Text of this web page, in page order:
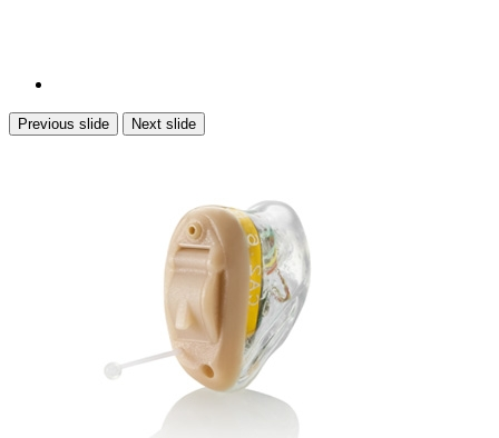
Previous slide Next slide